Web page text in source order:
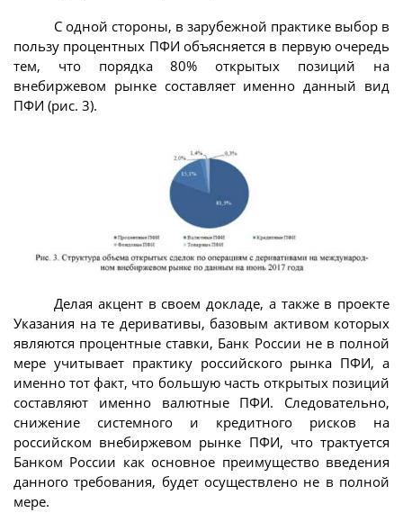
С одной стороны, в зарубежной практике выбор в
пользу процентных ПФИ объясняется в первую очередь
тем, что порядка 80% открытых позиций на
внебиржевом рынке составляет именно данный вид
ПФИ (рис. 3).
Делая акцент в своем докладе, а также в проекте
Указания на те деривативы, базовым активом которых
являются процентные ставки, Банк России не в полной
мере учитывает практику российского рынка ПФИ, а
именно тот факт, что большую часть открытых позиций
составляют именно валютные ПФИ. Следовательно,
снижение системного и кредитного рисков на
российском внебиржевом рынке ПФИ, что трактуется
Банком России как основное преимущество введения
данного требования, будет осуществлено не в полной
мере.